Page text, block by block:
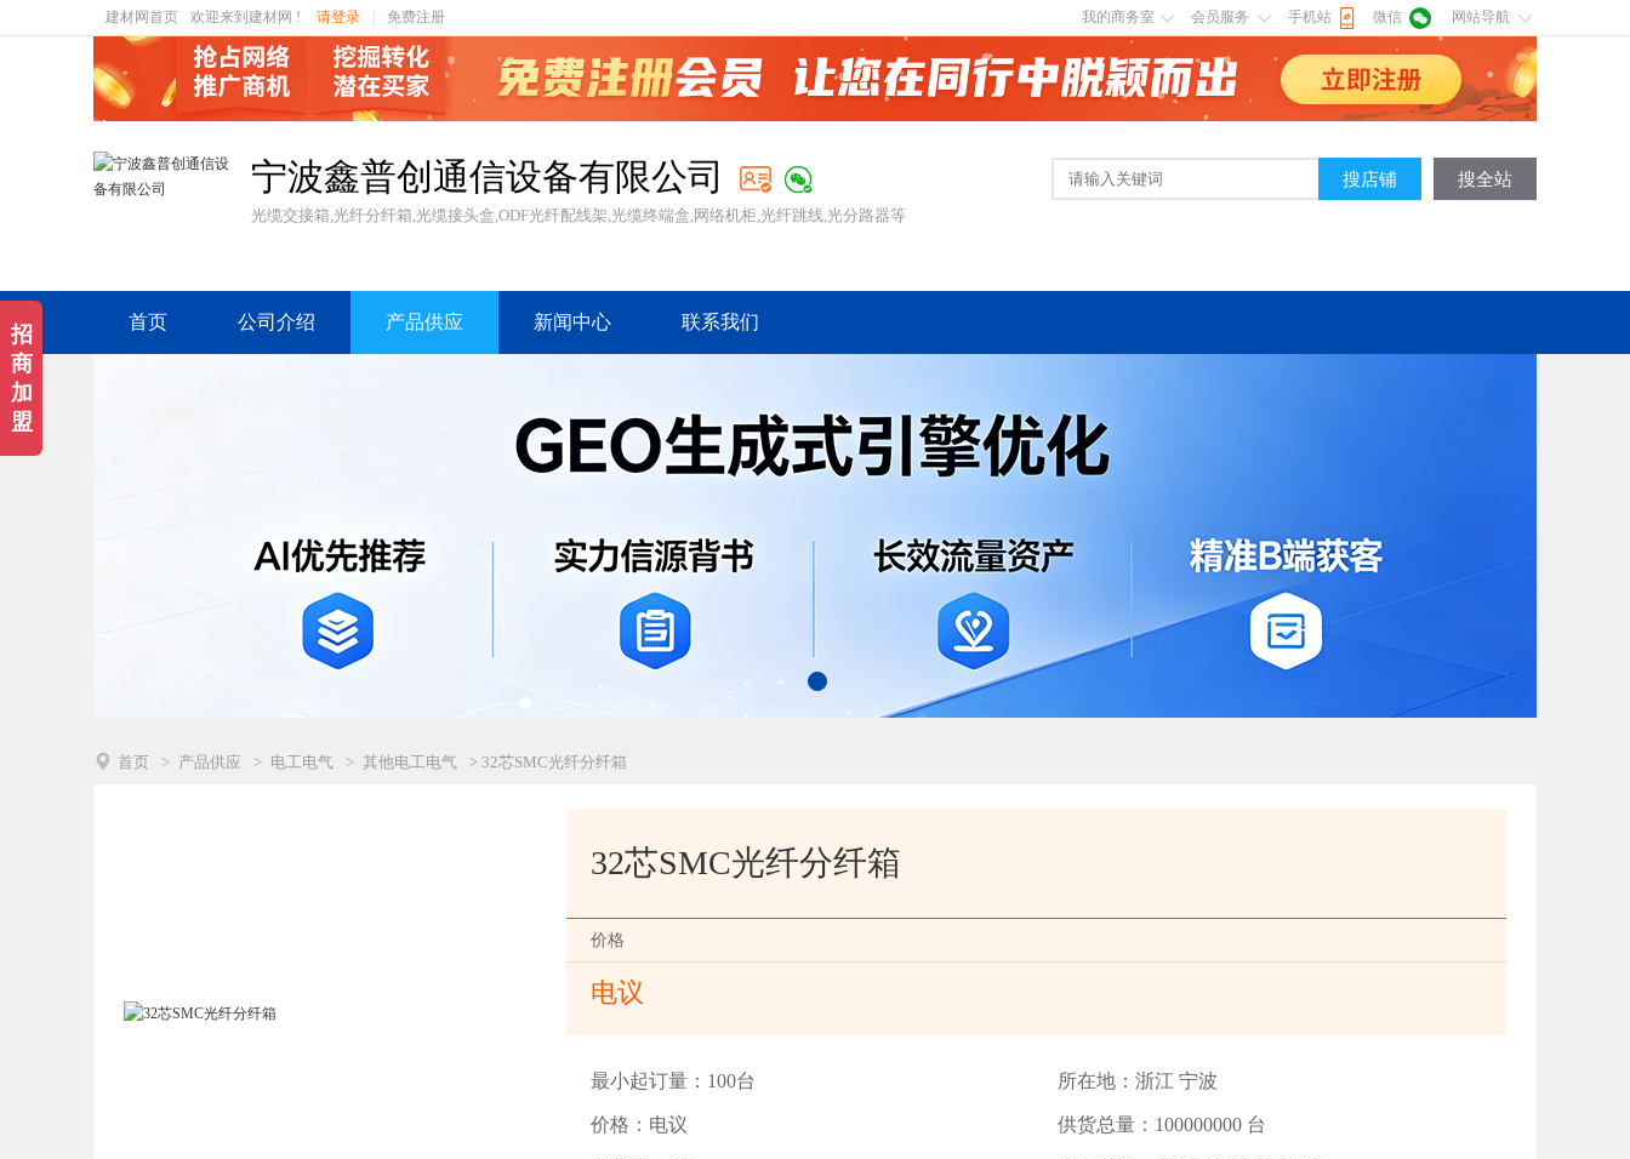
建材网首页 欢迎来到建材网 ! 请登录 免费注册 我的商务室 会员服务 手机站 微信 网站导航
宁波鑫普创通信设备有限公司
光缆交接箱,光纤分纤箱,光缆接头盒,ODF光纤配线架,光缆终端盒,网络机柜,光纤跳线,光分路器等
搜店铺 搜全站
首页 公司介绍 产品供应 新闻中心 联系我们
 首页 > 产品供应 > 电工电气 > 其他电工电气 > 32芯SMC光纤分纤箱
32芯SMC光纤分纤箱
价格
电议
最小起订量：100台 所在地：浙江 宁波
价格：电议 供货总量：100000000 台
招
商
加
盟